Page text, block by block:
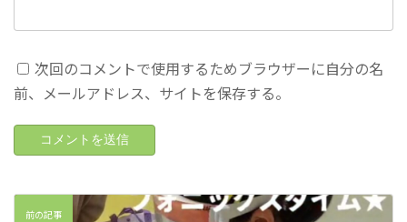
次回のコメントで使用するためブラウザーに自分の名
前、メールアドレス、サイトを保存する。
前の記事